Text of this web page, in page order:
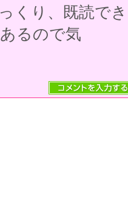
くり、既読でき
るので気